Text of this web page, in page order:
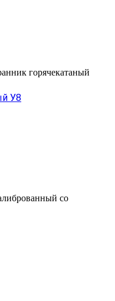
горячекатаный
У8
со